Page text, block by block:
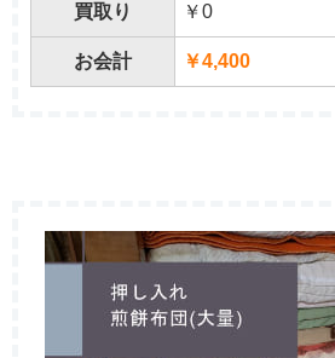
買取り ￥0
お会計 ￥4,400